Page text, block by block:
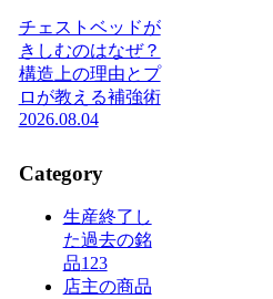
チェストベッドが
きしむのはなぜ？
構造上の理由とプ
ロが教える補強術
2026.08.04
Category
生産終了し
た過去の銘
品123
店主の商品